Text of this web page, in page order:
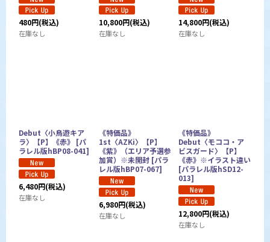
480円(税込)
在庫なし
10,800円(税込)
在庫なし
14,800円(税込)
在庫なし
Debut〈小鳥遊キア
ラ〉【P】《赤》 [パ
ラレル版hBP08-041]
6,480円(税込)
在庫なし
《特価品》
1st〈AZKi〉【P】
《紫》（エリア予選参
加賞）※未開封 [パラ
レル版hBP07-067]
6,980円(税込)
在庫なし
《特価品》
Debut〈モココ・ア
ビスガード〉【P】
《赤》※イラスト違い
[パラレル版hSD12-
013]
12,800円(税込)
在庫なし